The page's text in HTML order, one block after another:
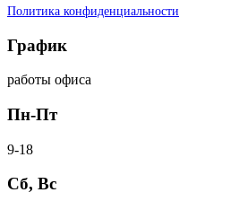
Политика конфиденциальности
График
работы офиса
Пн-Пт
9-18
Сб, Вс